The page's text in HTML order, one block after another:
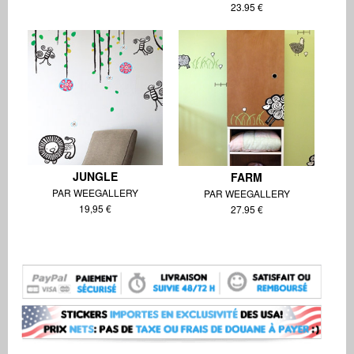
23.95 €
JUNGLE
PAR WEEGALLERY
19,95 €
FARM
PAR WEEGALLERY
27.95 €